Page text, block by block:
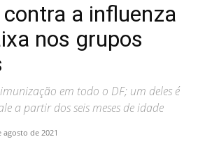
a influenza
nos grupos
em todo o DF; um deles é
a partir dos seis meses de idade
agosto de 2021